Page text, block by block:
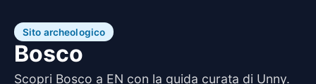
Sito archeologico
Bosco
Scopri Bosco a EN con la guida curata di Unny.